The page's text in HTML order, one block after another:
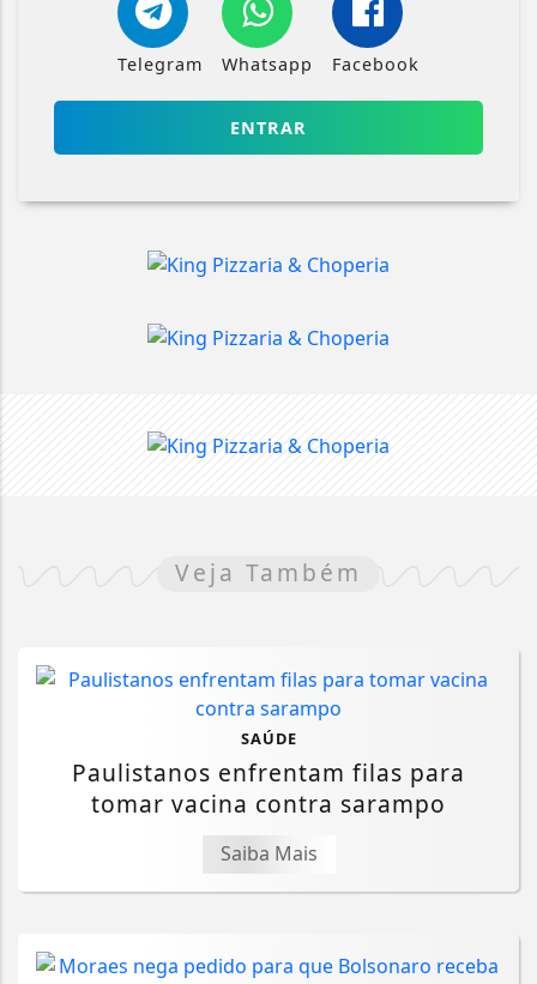
Telegram Whatsapp Facebook
ENTRAR
Veja Também
SAÚDE
Paulistanos enfrentam filas para
tomar vacina contra sarampo
Saiba Mais